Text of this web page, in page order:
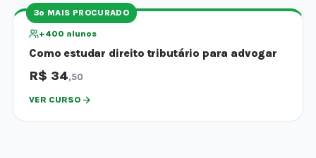
3º MAIS PROCURADO
+400 alunos
Como estudar direito tributário para advogar
R$ 34,50
VER CURSO